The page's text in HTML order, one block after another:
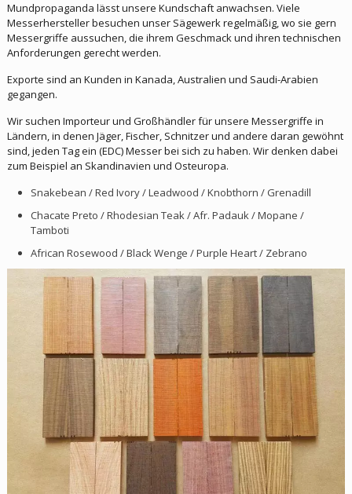
Mundpropaganda lässt unsere Kundschaft anwachsen. Viele
Messerhersteller besuchen unser Sägewerk regelmäßig, wo sie gern
Messergriffe aussuchen, die ihrem Geschmack und ihren technischen
Anforderungen gerecht werden.
Exporte sind an Kunden in Kanada, Australien und Saudi-Arabien
gegangen.
Wir suchen Importeur und Großhändler für unsere Messergriffe in
Ländern, in denen Jäger, Fischer, Schnitzer und andere daran gewöhnt
sind, jeden Tag ein (EDC) Messer bei sich zu haben. Wir denken dabei
zum Beispiel an Skandinavien und Osteuropa.
Snakebean / Red Ivory / Leadwood / Knobthorn / Grenadill
Chacate Preto / Rhodesian Teak / Afr. Padauk / Mopane /
Tamboti
African Rosewood / Black Wenge / Purple Heart / Zebrano